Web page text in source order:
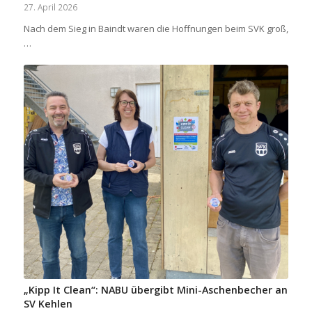
27. April 2026
Nach dem Sieg in Baindt waren die Hoffnungen beim SVK groß,
…
„Kipp It Clean“: NABU übergibt Mini-Aschenbecher an
SV Kehlen